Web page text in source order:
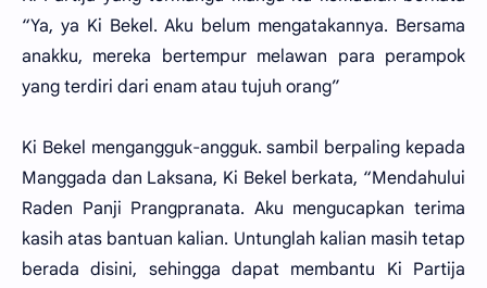
“Ya, ya Ki Bekel. Aku belum mengatakannya. Bersama
anakku, mereka bertempur melawan para perampok
yang terdiri dari enam atau tujuh orang”
Ki Bekel mengangguk-angguk. sambil berpaling kepada
Manggada dan Laksana, Ki Bekel berkata, “Mendahului
Raden Panji Prangpranata. Aku mengucapkan terima
kasih atas bantuan kalian. Untunglah kalian masih tetap
berada disini, sehingga dapat membantu Ki Partija